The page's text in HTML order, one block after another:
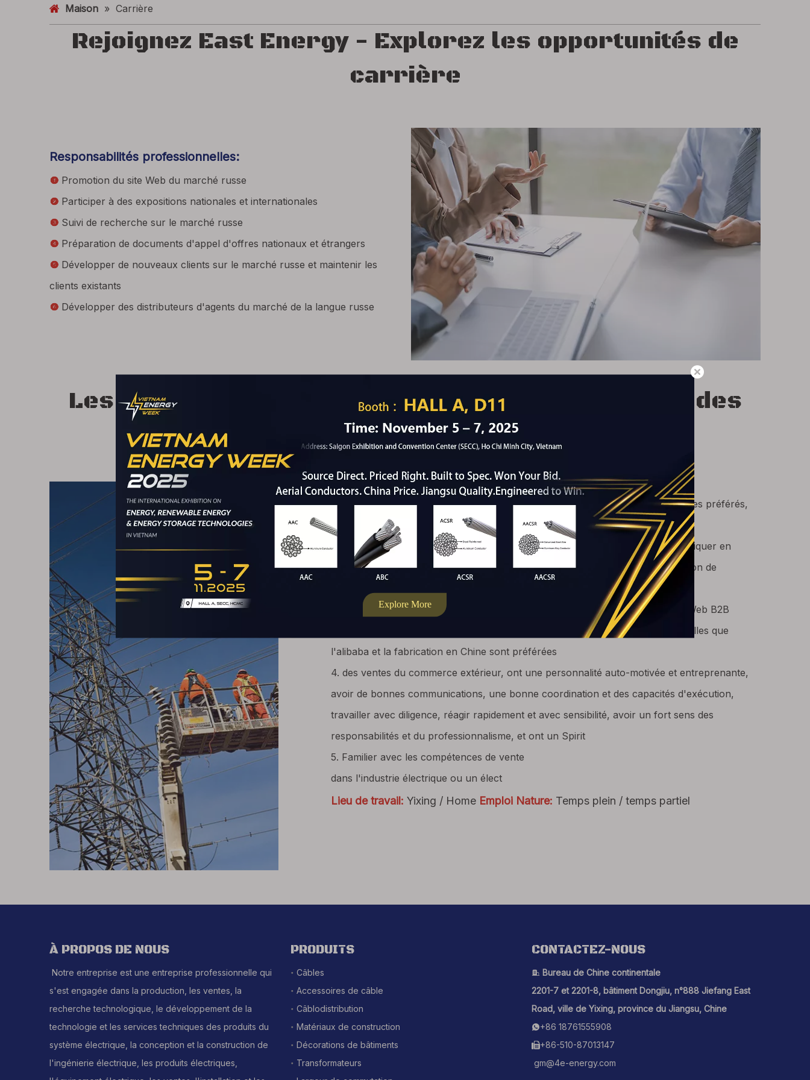
Maison » Carrière
Rejoignez East Energy - Explorez les opportunités de
carrière
Responsabilités professionnelles:
 Promotion du site Web du marché russe
 Participer à des expositions nationales et internationales
 Suivi de recherche sur le marché russe
 Préparation de documents d'appel d'offres nationaux et étrangers
 Développer de nouveaux clients sur le marché russe et maintenir les
clients existants
 Développer des distributeurs d'agents du marché de la langue russe
Les besoins de recrutement de l'entreprise pour des
postes
1. Baccalauréat ou supérieur, compétent en russe, adapté aux voyages d'affaires préférés,
capables de conduire indépendamment
2. Posséder de bonnes compétences en expression orale, capable de communiquer en
douceur avec les clients en russe et d'avoir de solides compétences en rédaction de
3. Capable de développer indépendamment les clients, familiers avec les sites Web B2B
couramment utilisés, et une expérience dans les plates-formes d'exploitation telles que
l'alibaba et la fabrication en Chine sont préférées
4. des ventes du commerce extérieur, ont une personnalité auto-motivée et entreprenante,
avoir de bonnes communications, une bonne coordination et des capacités d'exécution,
travailler avec diligence, réagir rapidement et avec sensibilité, avoir un fort sens des
responsabilités et du professionnalisme, et ont un Spirit
5. Familier avec les compétences de vente
dans l'industrie électrique ou un élect
Lieu de travail: Yixing / Home Emploi Nature: Temps plein / temps partiel
À PROPOS DE NOUS
Notre entreprise est une entreprise professionnelle qui
s'est engagée dans la production, les ventes, la
recherche technologique, le développement de la
technologie et les services techniques des produits du
système électrique, la conception et la construction de
l'ingénierie électrique, les produits électriques,
PRODUITS
Câbles
Accessoires de câble
Câblodistribution
Matériaux de construction
Décorations de bâtiments
Transformateurs
CONTACTEZ-NOUS
 Bureau de Chine continentale
2201-7 et 2201-8, bâtiment Dongjiu, n°888 Jiefang East
Road, ville de Yixing, province du Jiangsu, Chine
+86 18761555908
+86-510-87013147
gm@4e-energy.com